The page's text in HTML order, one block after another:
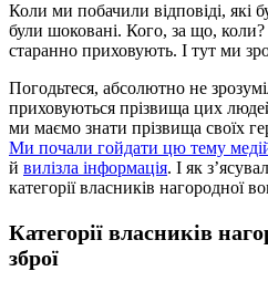
Коли ми побачили відповіді, які
були шоковані. Кого, за що,
старанно приховують. І тут ми
Погодьтеся, абсолютно не
приховуються прізвища цих
ми маємо знати прізвища своїх
Ми почали гойдати цю тему
й вилізла інформація. І як
категорії власників нагородної
Категорії власників
зброї